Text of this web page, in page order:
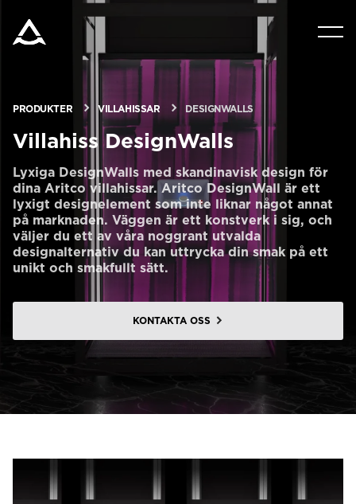
PRODUKTER
VERKTYG & DOKUMENT
OM ARITCO
FÖR PROFESSIONELLA
Beställ ett Digitalt HomeKit
Be om ett offertförslag
Kontakta oss
FAQ
PRODUKTER VILLAHISSAR DESIGNWALLS
Villahiss DesignWalls
Lyxiga DesignWalls med skandinavisk design för
dina Aritco villahissar. Aritco DesignWall är ett
lyxigt designelement som inte liknar något annat
på marknaden. Väggen är ett konstverk i sig, och
väljer du ett av våra noggrant utvalda
designalternativ du kan uttrycka din smak på ett
unikt och smakfullt sätt.
KONTAKTA OSS